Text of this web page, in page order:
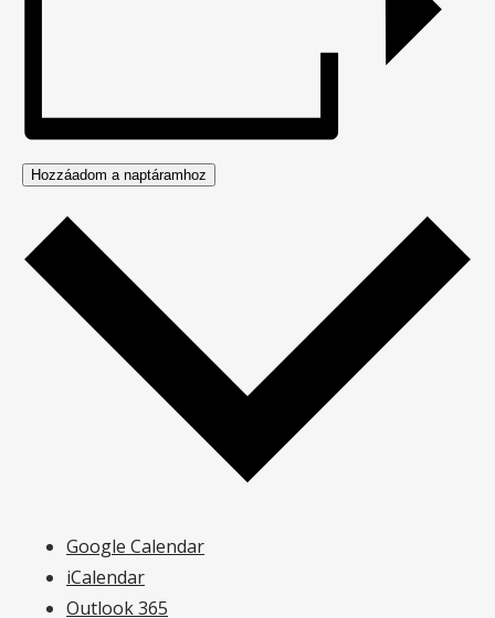
Hozzáadom a naptáramhoz
Google Calendar
iCalendar
Outlook 365